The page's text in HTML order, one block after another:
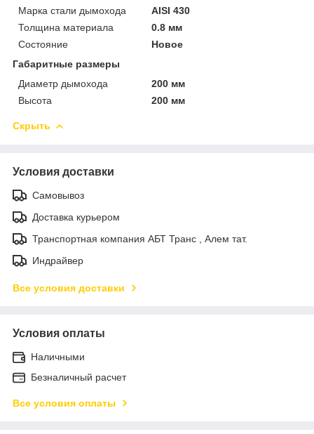
Марка стали дымохода
AISI 430
Толщина материала
0.8 мм
Состояние
Новое
Габаритные размеры
Диаметр дымохода
200 мм
Высота
200 мм
Скрыть
Условия доставки
Самовывоз
Доставка курьером
Транспортная компания АБТ Транс , Алем тат.
Индрайвер
Все условия доставки
Условия оплаты
Наличными
Безналичный расчет
Все условия оплаты